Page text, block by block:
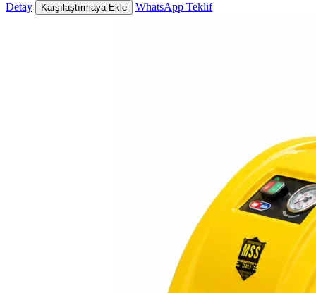
Detay Karşılaştırmaya Ekle WhatsApp Teklif